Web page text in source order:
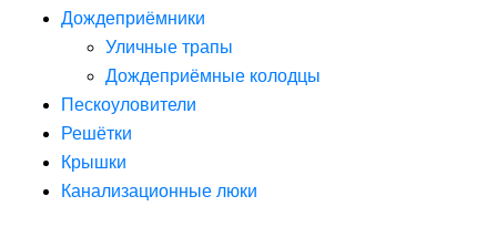
Дождеприёмники
Уличные трапы
Дождеприёмные колодцы
Пескоуловители
Решётки
Крышки
Канализационные люки